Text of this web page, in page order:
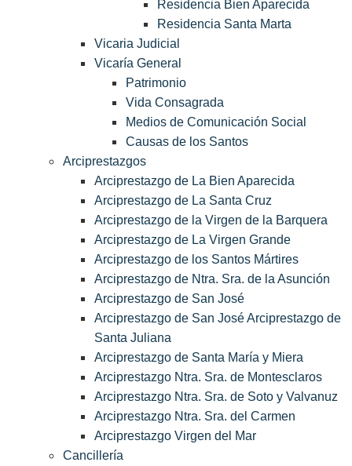
Residencia Bien Aparecida
Residencia Santa Marta
Vicaria Judicial
Vicaría General
Patrimonio
Vida Consagrada
Medios de Comunicación Social
Causas de los Santos
Arciprestazgos
Arciprestazgo de La Bien Aparecida
Arciprestazgo de La Santa Cruz
Arciprestazgo de la Virgen de la Barquera
Arciprestazgo de La Virgen Grande
Arciprestazgo de los Santos Mártires
Arciprestazgo de Ntra. Sra. de la Asunción
Arciprestazgo de San José
Arciprestazgo de San José Arciprestazgo de
Santa Juliana
Arciprestazgo de Santa María y Miera
Arciprestazgo Ntra. Sra. de Montesclaros
Arciprestazgo Ntra. Sra. de Soto y Valvanuz
Arciprestazgo Ntra. Sra. del Carmen
Arciprestazgo Virgen del Mar
Cancillería